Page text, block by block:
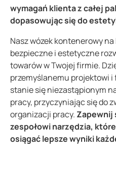
wymagań klienta z całej
dopasowując się do
Nasz wózek kontenerowy
bezpieczne i estetyczne
towarów w Twojej firmie.
przemyślanemu projektowi
stanie się niezastąpionym
pracy, przyczyniając się do
organizacji pracy. Zapewnij
zespołowi narzędzia,
osiągać lepsze wyniki